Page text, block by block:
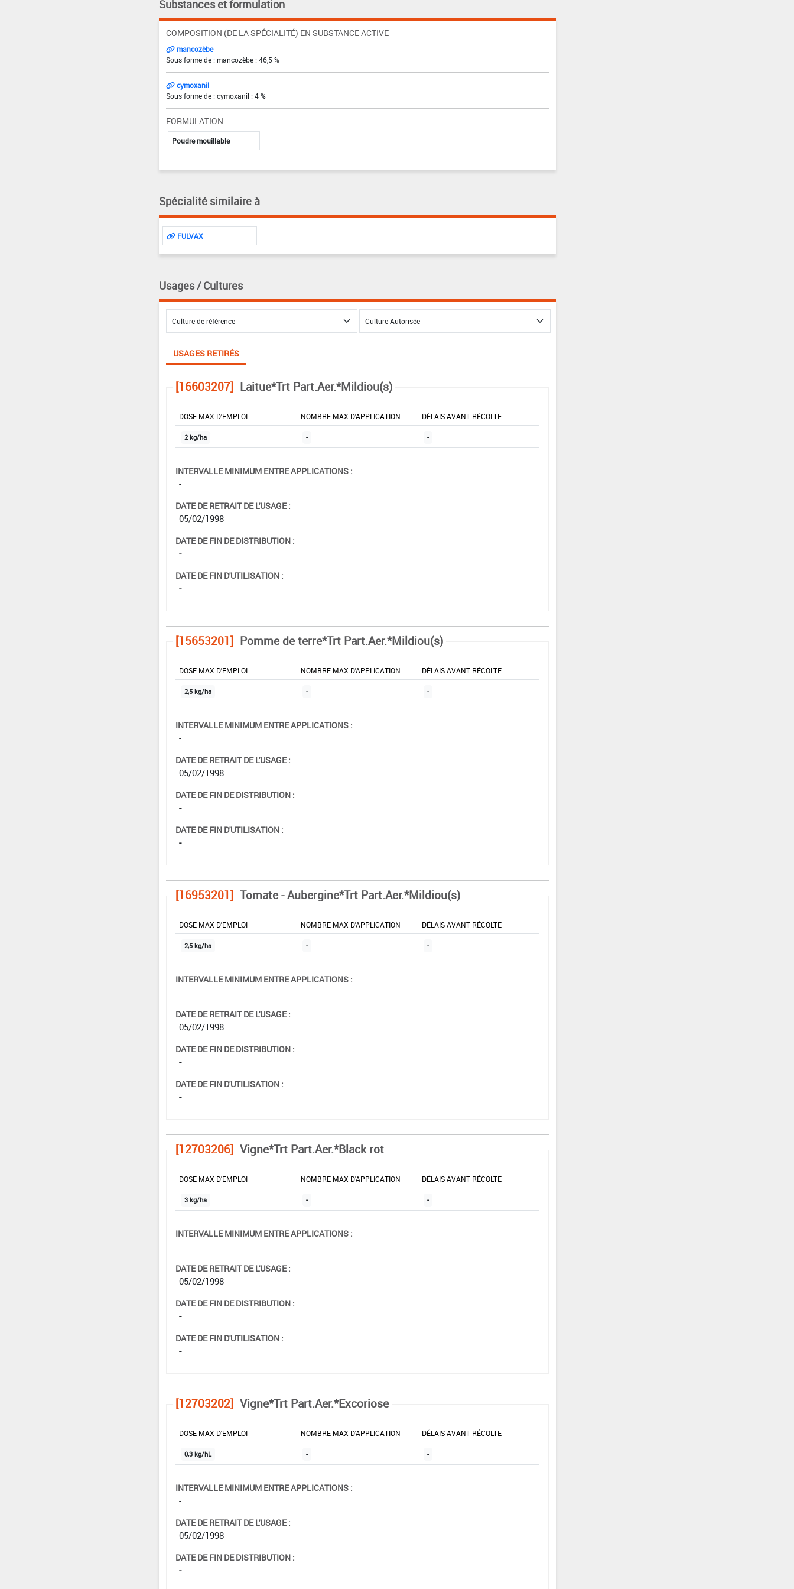
Substances et formulation
COMPOSITION (DE LA SPÉCIALITÉ) EN SUBSTANCE ACTIVE
mancozèbe
Sous forme de : mancozèbe : 46,5 %
cymoxanil
Sous forme de : cymoxanil : 4 %
FORMULATION
Poudre mouillable
Spécialité similaire à
FULVAX
Usages / Cultures
USAGES RETIRÉS
[16603207] Laitue*Trt Part.Aer.*Mildiou(s)
DOSE MAX D'EMPLOI NOMBRE MAX D'APPLICATION DÉLAIS AVANT RÉCOLTE
2 kg/ha - -
INTERVALLE MINIMUM ENTRE APPLICATIONS :
-
DATE DE RETRAIT DE L'USAGE :
05/02/1998
DATE DE FIN DE DISTRIBUTION :
-
DATE DE FIN D'UTILISATION :
-
[15653201] Pomme de terre*Trt Part.Aer.*Mildiou(s)
DOSE MAX D'EMPLOI NOMBRE MAX D'APPLICATION DÉLAIS AVANT RÉCOLTE
2,5 kg/ha - -
INTERVALLE MINIMUM ENTRE APPLICATIONS :
-
DATE DE RETRAIT DE L'USAGE :
05/02/1998
DATE DE FIN DE DISTRIBUTION :
-
DATE DE FIN D'UTILISATION :
-
[16953201] Tomate - Aubergine*Trt Part.Aer.*Mildiou(s)
DOSE MAX D'EMPLOI NOMBRE MAX D'APPLICATION DÉLAIS AVANT RÉCOLTE
2,5 kg/ha - -
INTERVALLE MINIMUM ENTRE APPLICATIONS :
-
DATE DE RETRAIT DE L'USAGE :
05/02/1998
DATE DE FIN DE DISTRIBUTION :
-
DATE DE FIN D'UTILISATION :
-
[12703206] Vigne*Trt Part.Aer.*Black rot
DOSE MAX D'EMPLOI NOMBRE MAX D'APPLICATION DÉLAIS AVANT RÉCOLTE
3 kg/ha - -
INTERVALLE MINIMUM ENTRE APPLICATIONS :
-
DATE DE RETRAIT DE L'USAGE :
05/02/1998
DATE DE FIN DE DISTRIBUTION :
-
DATE DE FIN D'UTILISATION :
-
[12703202] Vigne*Trt Part.Aer.*Excoriose
DOSE MAX D'EMPLOI NOMBRE MAX D'APPLICATION DÉLAIS AVANT RÉCOLTE
0,3 kg/hL - -
INTERVALLE MINIMUM ENTRE APPLICATIONS :
-
DATE DE RETRAIT DE L'USAGE :
05/02/1998
DATE DE FIN DE DISTRIBUTION :
-